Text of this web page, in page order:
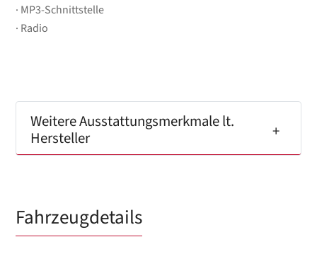
MP3-Schnittstelle
Radio
Weitere Ausstattungsmerkmale lt.
Hersteller
Fahrzeugdetails